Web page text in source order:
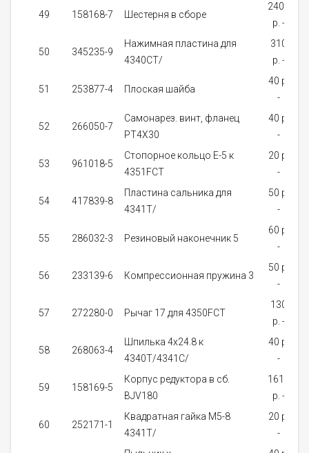
49 158168-7 Шестерня в сборе
2400
p. -
50 345235-9
Нажимная пластина для
4340CT/
310
p. -
51 253877-4 Плоская шайба
40 p.
-
52 266050-7
Самонарез. винт, фланец
PT4X30
40 p.
-
53 961018-5
Стопорное кольцо E-5 к
4351FCT
20 p.
-
54 417839-8
Пластина сальника для
4341T/
50 p.
-
55 286032-3 Резиновый наконечник 5
60 p.
-
56 233139-6 Компрессионная пружина 3
50 p.
-
57 272280-0 Рычаг 17 для 4350FCT
130
p. -
58 268063-4
Шпилька 4х24.8 к
4340T/4341C/
40 p.
-
59 158169-5
Корпус редуктора в сб.
BJV180
1610
p. -
60 252171-1
Квадратная гайка M5-8
4341T/
20 p.
-